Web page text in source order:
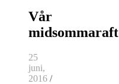
Vår
25
juni,
2016 /